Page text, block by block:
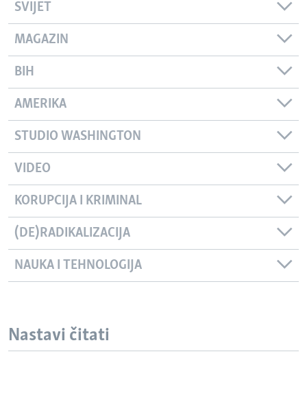
SVIJET
MAGAZIN
BIH
AMERIKA
STUDIO WASHINGTON
VIDEO
KORUPCIJA I KRIMINAL
(DE)RADIKALIZACIJA
NAUKA I TEHNOLOGIJA
Nastavi čitati